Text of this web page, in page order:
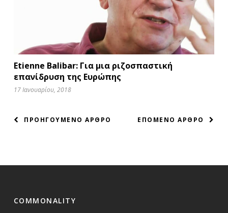
Etienne Balibar: Για μια ριζοσπαστική
επανίδρυση της Ευρώπης
17 Ιανουαρίου, 2018
ΠΛΟΗΓΗΣΗ
ΕΠΟΜΕΝΟ ΑΡΘΡΟ
ΠΡΟΗΓΟΥΜΕΝΟ ΑΡΘΡΟ
COMMONALITY